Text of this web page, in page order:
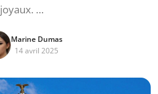
joyaux. …
Marine Dumas
14 avril 2025